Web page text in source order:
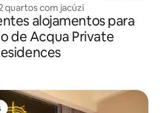
quartos com jacúzi
alojamentos para
de Acqua Private